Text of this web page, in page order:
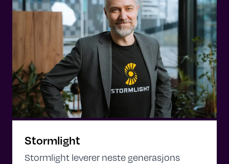
Stormlight
Stormlight leverer neste generasjons